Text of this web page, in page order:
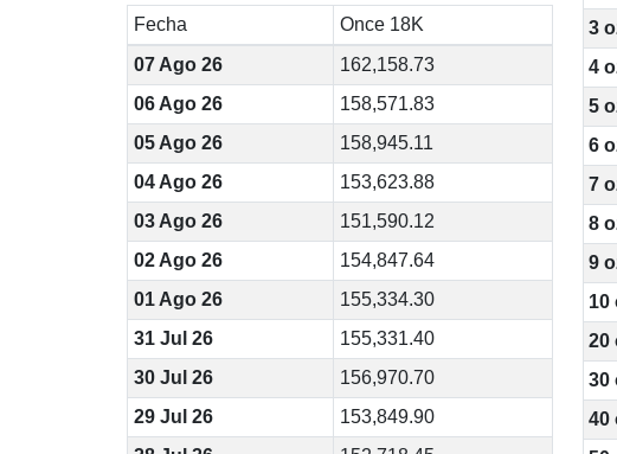
Fecha
Once 18K
07 Ago 26
162,158.73
06 Ago 26
158,571.83
05 Ago 26
158,945.11
04 Ago 26
153,623.88
03 Ago 26
151,590.12
02 Ago 26
154,847.64
01 Ago 26
155,334.30
31 Jul 26
155,331.40
30 Jul 26
156,970.70
29 Jul 26
153,849.90
3
4
5
6
7
8
9
10
20
30
40